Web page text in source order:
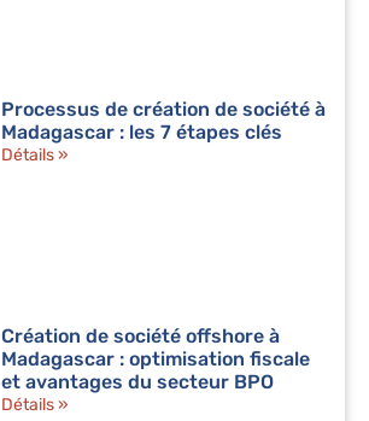
Processus de création de société à
Madagascar : les 7 étapes clés
Détails »
Création de société offshore à
Madagascar : optimisation fiscale
et avantages du secteur BPO
Détails »